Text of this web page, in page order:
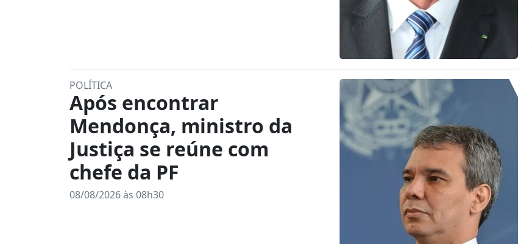
POLÍTICA
Após encontrar
Mendonça, ministro da
Justiça se reúne com
chefe da PF
08/08/2026 às 08h30